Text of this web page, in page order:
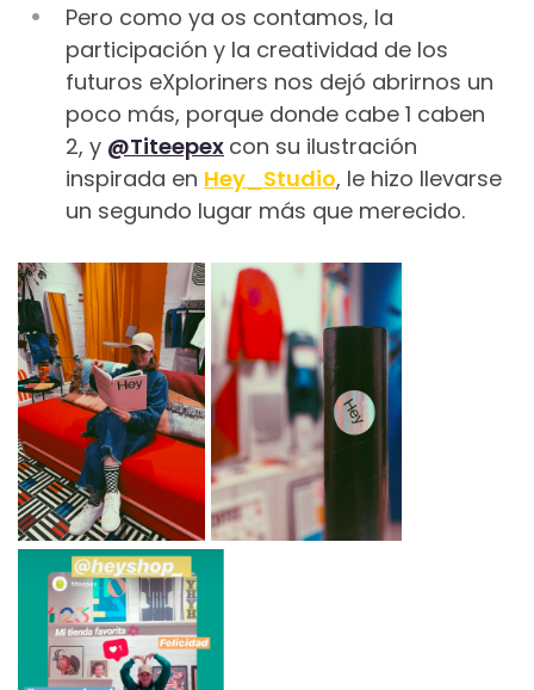
Pero como ya os contamos, la
participación y la creatividad de los
futuros eXploriners nos dejó abrirnos un
poco más, porque donde cabe 1 caben
2, y @Titeepex con su ilustración
inspirada en Hey_Studio, le hizo llevarse
un segundo lugar más que merecido.